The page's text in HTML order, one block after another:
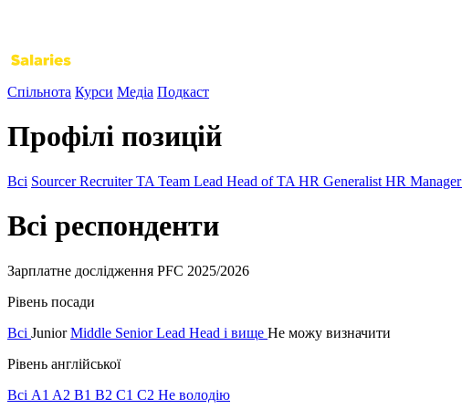
Спільнота Курси Медіа Подкаст
Профілі позицій
Всі Sourcer Recruiter TA Team Lead Head of TA HR Generalist HR Manager
Всі респонденти
Зарплатне дослідження PFC 2025/2026
Рівень посади
Всі JuniorMiddle SeniorLead Head і вище Не можу визначити
Рівень англійської
Всі A1 A2 B1 B2 C1 C2 Не володію